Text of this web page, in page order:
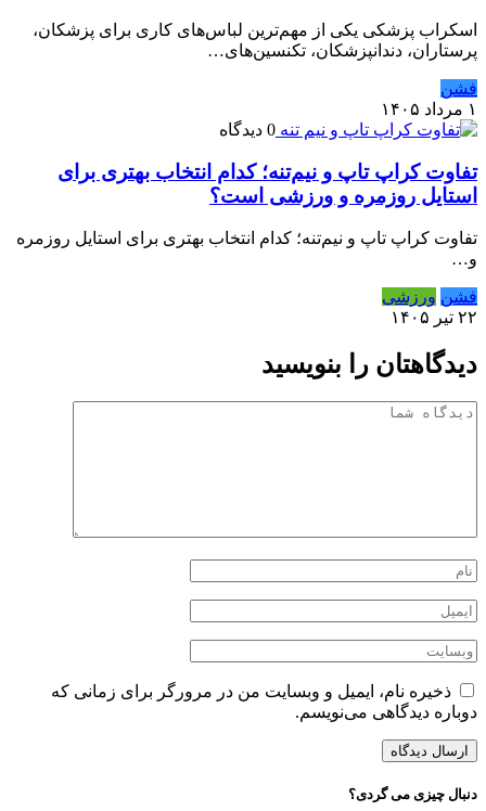
اسکراب پزشکی یکی از مهم‌ترین لباس‌های کاری برای پزشکان،
پرستاران، دندانپزشکان، تکنسین‌های…
فشن
۱ مرداد ۱۴۰۵
0 دیدگاه
تفاوت کراپ تاپ و نیم‌تنه؛ کدام انتخاب بهتری برای
استایل روزمره و ورزشی است؟
تفاوت کراپ تاپ و نیم‌تنه؛ کدام انتخاب بهتری برای استایل روزمره
و…
فشن ورزشی
۲۲ تیر ۱۴۰۵
دیدگاهتان را بنویسید
ذخیره نام، ایمیل و وبسایت من در مرورگر برای زمانی که
دوباره دیدگاهی می‌نویسم.
دنبال چیزی می گردی؟